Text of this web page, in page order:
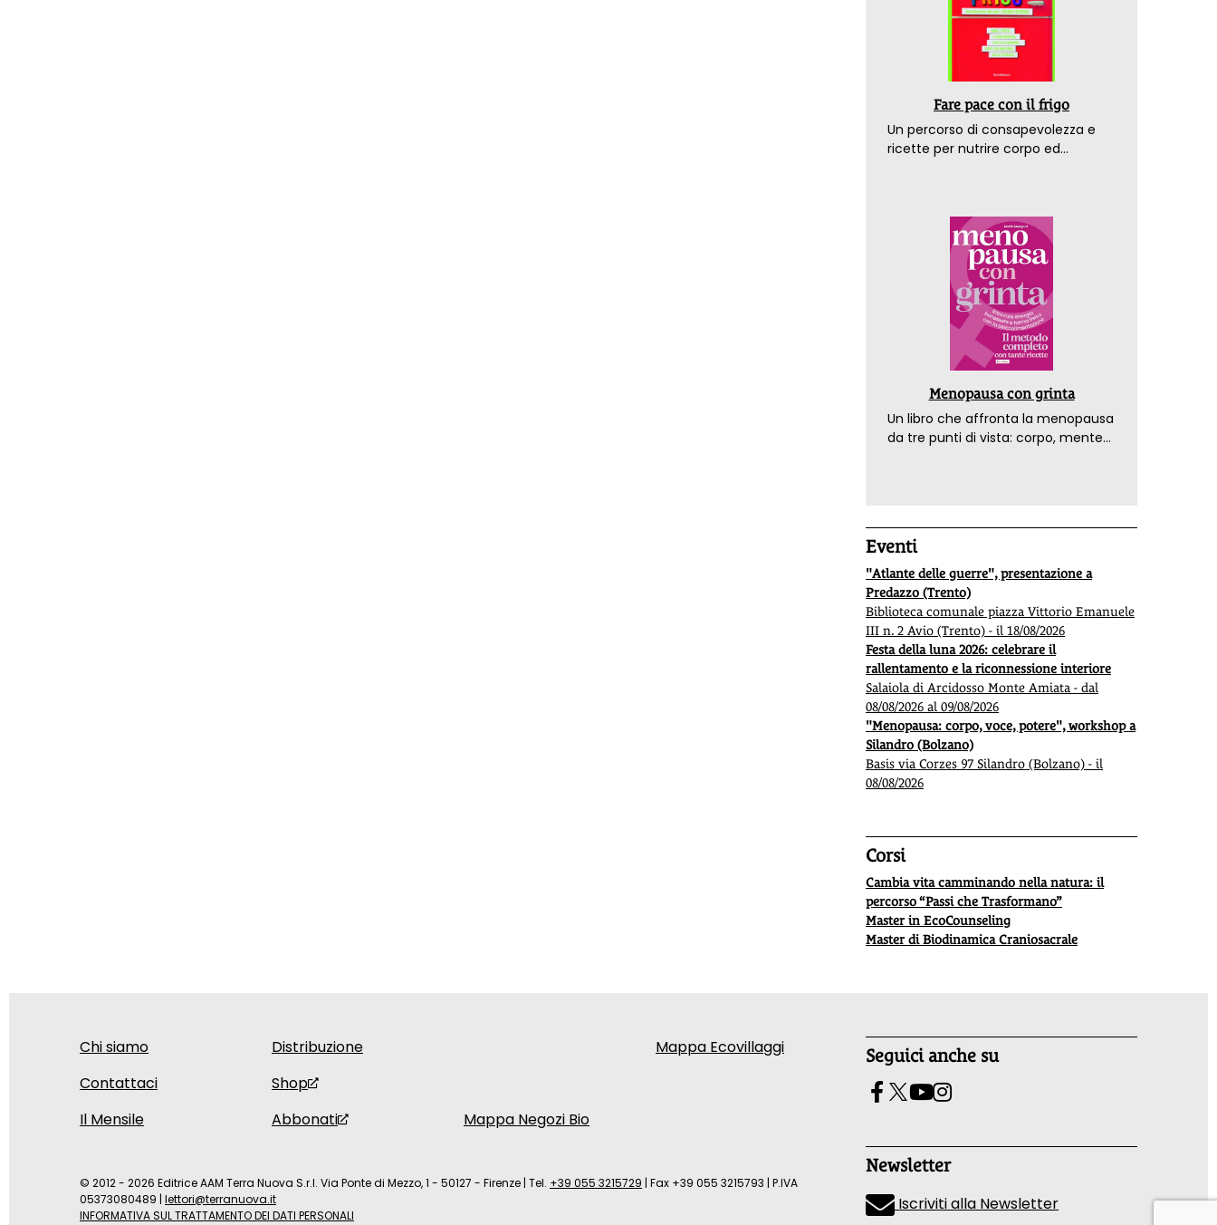
Fare pace con il frigo
Un percorso di consapevolezza e
ricette per nutrire corpo ed
Menopausa con grinta
Un libro che affronta la menopausa
da tre punti di vista: corpo, mente
Eventi
"Atlante delle guerre", presentazione a
Predazzo (Trento)
Biblioteca comunale piazza Vittorio Emanuele
III n. 2 Avio (Trento) - il 18/08/2026
Festa della luna 2026: celebrare il
rallentamento e la riconnessione interiore
Salaiola di Arcidosso Monte Amiata - dal
08/08/2026 al 09/08/2026
"Menopausa: corpo, voce, potere", workshop a
Silandro (Bolzano)
Basis via Corzes 97 Silandro (Bolzano) - il
08/08/2026
Corsi
Cambia vita camminando nella natura: il
percorso “Passi che Trasformano”
Master in EcoCounseling
Master di Biodinamica Craniosacrale
Chi siamo
Contattaci
Il Mensile
Distribuzione
Shop
Abbonati
Mappa Negozi Bio
Mappa Ecovillaggi Seguici anche su
Newsletter
Iscriviti alla Newsletter
© 2012 - 2026 Editrice AAM Terra Nuova S.r.l. Via Ponte di Mezzo, 1 - 50127 - Firenze | Tel. +39 055 3215729 | Fax +39 055 3215793 | P.IVA
05373080489 | lettori@terranuova.it
INFORMATIVA SUL TRATTAMENTO DEI DATI PERSONALI